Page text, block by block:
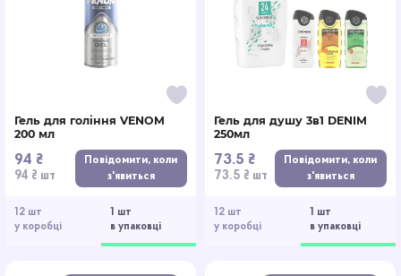
12 шт
у коробці
1 шт
в упаковці
Гель для гоління VENOM
200 мл
94 ₴
94 ₴ шт
Повідомити, коли
з'явиться
12 шт
у коробці
1 шт
в упаковці
Гель для душу 3в1 DENIM
250мл
73.5 ₴
73.5 ₴ шт
Повідомити, коли
з'явиться